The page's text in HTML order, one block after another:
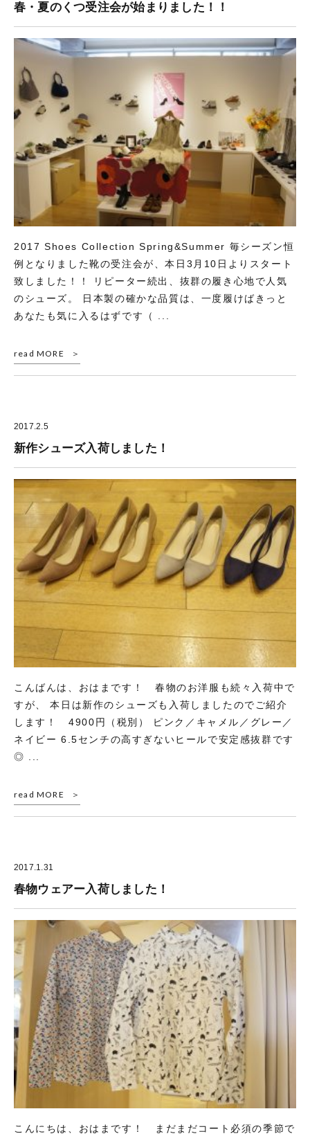
春・夏のくつ受注会が始まりました！！
2017 Shoes Collection Spring&Summer 毎シーズン恒
例となりました靴の受注会が、本日3月10日よりスタート
致しました！！ リピーター続出、抜群の履き心地で人気
のシューズ。 日本製の確かな品質は、一度履けばきっと
あなたも気に入るはずです（ ...
read MORE
2017.2.5
新作シューズ入荷しました！
こんばんは、おはまです！ 春物のお洋服も続々入荷中で
すが、 本日は新作のシューズも入荷しましたのでご紹介
します！ 4900円（税別） ピンク／キャメル／グレー／
ネイビー 6.5センチの高すぎないヒールで安定感抜群です
◎ ...
read MORE
2017.1.31
春物ウェアー入荷しました！
こんにちは、おはまです！ まだまだコート必須の季節で